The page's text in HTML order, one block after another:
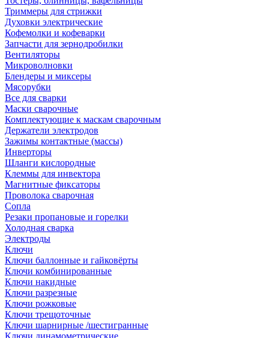
Триммеры для стрижки
Духовки электрические
Кофемолки и кофеварки
Запчасти для зернодробилки
Вентиляторы
Микроволновки
Блендеры и миксеры
Мясорубки
Все для сварки
Маски сварочные
Комплектующие к маскам сварочным
Держатели электродов
Зажимы контактные (массы)
Инверторы
Шланги кислородные
Клеммы для инвектора
Магнитные фиксаторы
Проволока сварочная
Сопла
Резаки пропановые и горелки
Холодная сварка
Электроды
Ключи
Ключи баллонные и гайковёрты
Ключи комбинированные
Ключи накидные
Ключи разрезные
Ключи рожковые
Ключи трещоточные
Ключи шарнирные /шестигранные
Ключи динамометрические